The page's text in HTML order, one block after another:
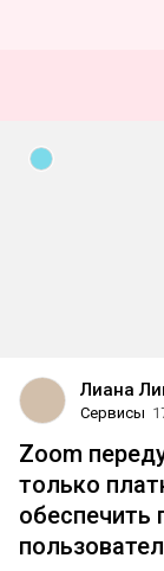
Лиана
Сервисы
Zoom
только
обеспечить